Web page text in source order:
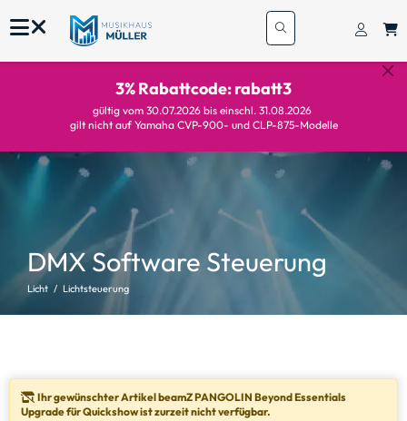
3% Rabattcode: rabatt3
gültig vom 30.07.2026 bis einschl. 31.08.2026
gilt nicht auf Yamaha CVP-900- und CLP-875-Modelle
DMX Software Steuerung
Licht Lichtsteuerung
Warnhinweis:
Ihr gewünschter Artikel beamZ PANGOLIN Beyond Essentials
Upgrade für Quickshow ist zurzeit nicht verfügbar.